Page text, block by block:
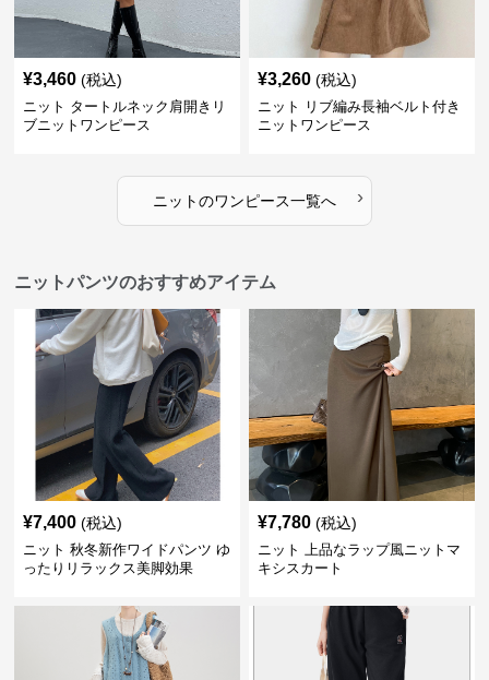
¥3,460 (税込)
ニット タートルネック肩開きリ
ブニットワンピース
¥3,260 (税込)
ニット リブ編み長袖ベルト付き
ニットワンピース
ニットのワンピース一覧へ ›
ニットパンツのおすすめアイテム
¥7,400 (税込)
ニット 秋冬新作ワイドパンツ ゆ
ったりリラックス美脚効果
¥7,780 (税込)
ニット 上品なラップ風ニットマ
キシスカート